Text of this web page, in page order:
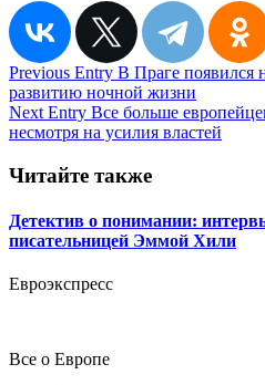
Навигация
по
записям
Previous Entry В Праге появился
развитию ночной жизни
Next Entry Все больше
несмотря на усилия властей
Читайте также
Детектив о понимании:
писательницей Эммой Хили
Евроэкспресс
Все о Европе